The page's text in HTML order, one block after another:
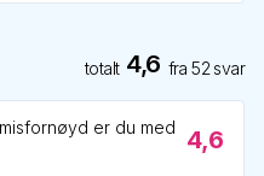
totalt 4,6 fra52 svar
er du med
4,6